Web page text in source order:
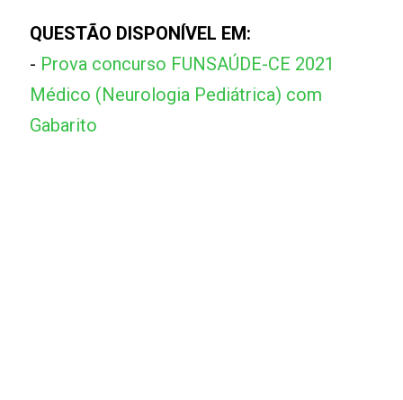
QUESTÃO DISPONÍVEL EM:
- Prova concurso FUNSAÚDE-CE 2021
Médico (Neurologia Pediátrica) com
Gabarito